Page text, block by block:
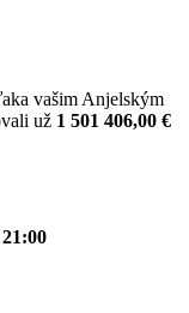
vašim Anjelským
už 1 501 406,00 €